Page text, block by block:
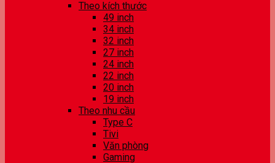
Theo kích thước
49 inch
34 inch
32 inch
27 inch
24 inch
22 inch
20 inch
19 inch
Theo nhu cầu
Type C
Tivi
Văn phòng
Gaming